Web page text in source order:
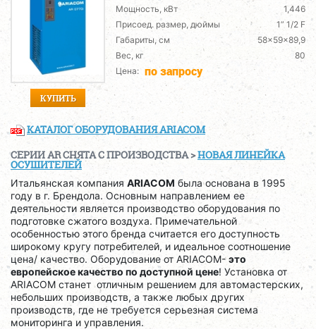
КУПИТЬ
Мощность, кВт
1,446
Присоед. размер, дюймы
1” 1/2 F
Габариты, см
58x59x89,9
Вес, кг
80
Цена: по запросу
КАТАЛОГ ОБОРУДОВАНИЯ ARIACOM
СЕРИИ AR CНЯТА С ПРОИЗВОДСТВА >НОВАЯ ЛИНЕЙКА
ОСУШИТЕЛЕЙ
Итальянская компанияARIACOM была основана в 1995
году в г. Брендола. Основным направлением ее
деятельности является производство оборудования по
подготовке сжатого воздуха. Примечательной
особенностью этого бренда считается его доступность
широкому кругу потребителей, и идеальное соотношение
цена/ качество. Оборудование от ARIACOM- это
европейское качество по доступной цене! Установка от
ARIACOM станет отличным решением для автомастерских,
небольших производств, а также любых других
производств, где не требуется серьезная система
мониторинга и управления.